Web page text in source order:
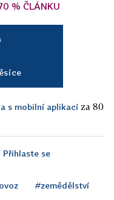
% ČLÁNKU
s mobilní aplikací za 80
Přihlaste se
#zemědělství